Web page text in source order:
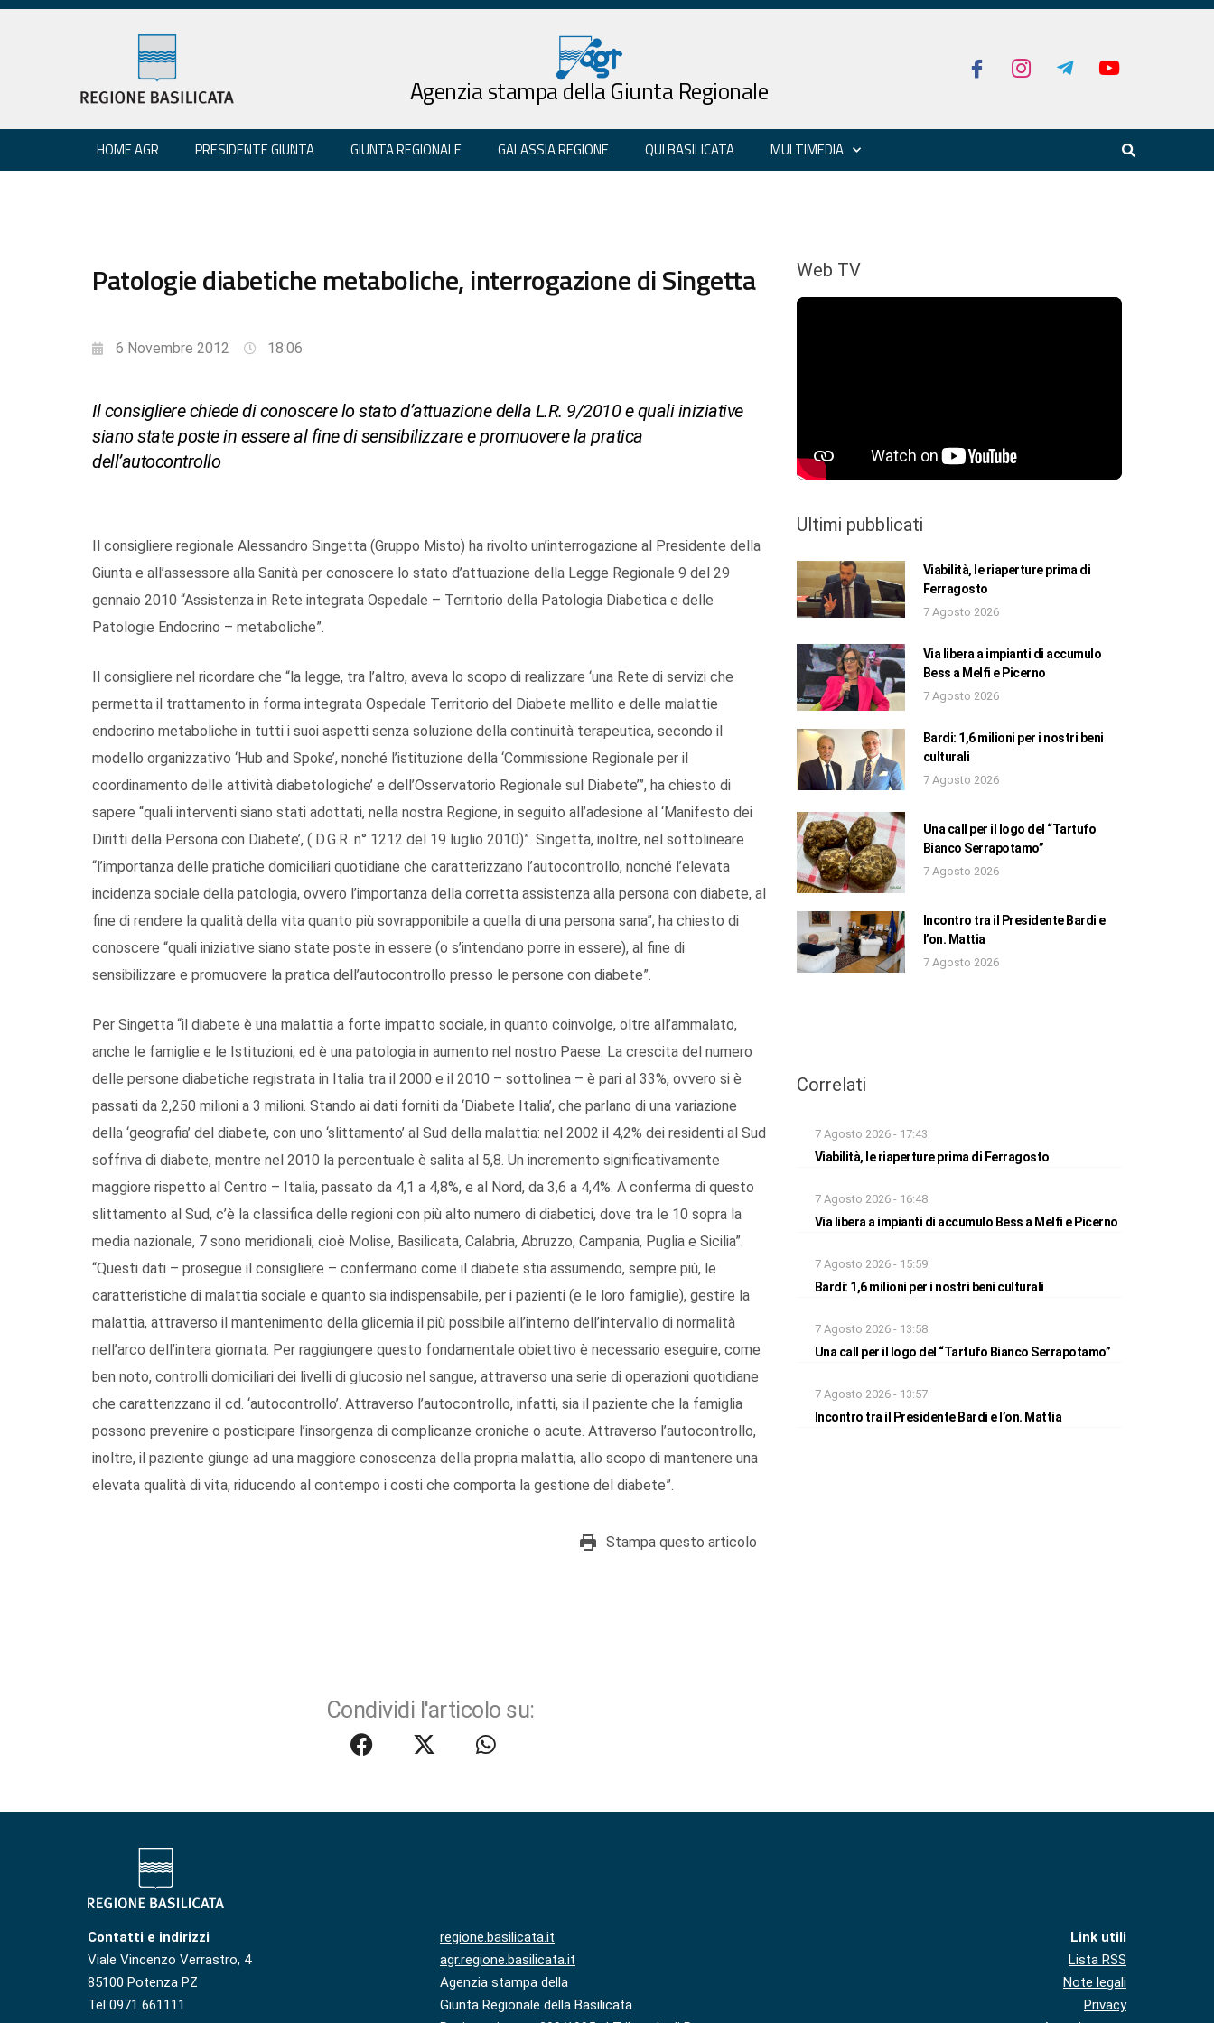
Agenzia stampa della Giunta Regionale
HOME AGR PRESIDENTE GIUNTA GIUNTA REGIONALE GALASSIA REGIONE QUI BASILICATA MULTIMEDIA
Patologie diabetiche metaboliche, interrogazione di Singetta
6 Novembre 2012 18:06
Il consigliere chiede di conoscere lo stato d’attuazione della L.R. 9/2010 e quali iniziative
siano state poste in essere al fine di sensibilizzare e promuovere la pratica
dell’autocontrollo
Il consigliere regionale Alessandro Singetta (Gruppo Misto) ha rivolto un’interrogazione al Presidente della
Giunta e all’assessore alla Sanità per conoscere lo stato d’attuazione della Legge Regionale 9 del 29
gennaio 2010 “Assistenza in Rete integrata Ospedale – Territorio della Patologia Diabetica e delle
Patologie Endocrino – metaboliche”.
Il consigliere nel ricordare che “la legge, tra l’altro, aveva lo scopo di realizzare ‘una Rete di servizi che
permetta il trattamento in forma integrata Ospedale Territorio del Diabete mellito e delle malattie
endocrino metaboliche in tutti i suoi aspetti senza soluzione della continuità terapeutica, secondo il
modello organizzativo ‘Hub and Spoke’, nonché l’istituzione della ‘Commissione Regionale per il
coordinamento delle attività diabetologiche’ e dell’Osservatorio Regionale sul Diabete’”, ha chiesto di
sapere “quali interventi siano stati adottati, nella nostra Regione, in seguito all’adesione al ‘Manifesto dei
Diritti della Persona con Diabete’, ( D.G.R. n° 1212 del 19 luglio 2010)”. Singetta, inoltre, nel sottolineare
“l’importanza delle pratiche domiciliari quotidiane che caratterizzano l’autocontrollo, nonché l’elevata
incidenza sociale della patologia, ovvero l’importanza della corretta assistenza alla persona con diabete, al
fine di rendere la qualità della vita quanto più sovrapponibile a quella di una persona sana”, ha chiesto di
conoscere “quali iniziative siano state poste in essere (o s’intendano porre in essere), al fine di
sensibilizzare e promuovere la pratica dell’autocontrollo presso le persone con diabete”.
Per Singetta “il diabete è una malattia a forte impatto sociale, in quanto coinvolge, oltre all’ammalato,
anche le famiglie e le Istituzioni, ed è una patologia in aumento nel nostro Paese. La crescita del numero
delle persone diabetiche registrata in Italia tra il 2000 e il 2010 – sottolinea – è pari al 33%, ovvero si è
passati da 2,250 milioni a 3 milioni. Stando ai dati forniti da ‘Diabete Italia’, che parlano di una variazione
della ‘geografia’ del diabete, con uno ‘slittamento’ al Sud della malattia: nel 2002 il 4,2% dei residenti al Sud
soffriva di diabete, mentre nel 2010 la percentuale è salita al 5,8. Un incremento significativamente
maggiore rispetto al Centro – Italia, passato da 4,1 a 4,8%, e al Nord, da 3,6 a 4,4%. A conferma di questo
slittamento al Sud, c’è la classifica delle regioni con più alto numero di diabetici, dove tra le 10 sopra la
media nazionale, 7 sono meridionali, cioè Molise, Basilicata, Calabria, Abruzzo, Campania, Puglia e Sicilia”.
“Questi dati – prosegue il consigliere – confermano come il diabete stia assumendo, sempre più, le
caratteristiche di malattia sociale e quanto sia indispensabile, per i pazienti (e le loro famiglie), gestire la
malattia, attraverso il mantenimento della glicemia il più possibile all’interno dell’intervallo di normalità
nell’arco dell’intera giornata. Per raggiungere questo fondamentale obiettivo è necessario eseguire, come
ben noto, controlli domiciliari dei livelli di glucosio nel sangue, attraverso una serie di operazioni quotidiane
che caratterizzano il cd. ‘autocontrollo’. Attraverso l’autocontrollo, infatti, sia il paziente che la famiglia
possono prevenire o posticipare l’insorgenza di complicanze croniche o acute. Attraverso l’autocontrollo,
inoltre, il paziente giunge ad una maggiore conoscenza della propria malattia, allo scopo di mantenere una
elevata qualità di vita, riducendo al contempo i costi che comporta la gestione del diabete”.
Stampa questo articolo
Condividi l'articolo su:
Web TV
Ultimi pubblicati
Viabilità, le riaperture prima di
Ferragosto
7 Agosto 2026
Via libera a impianti di accumulo
Bess a Melfi e Picerno
7 Agosto 2026
Bardi: 1,6 milioni per i nostri beni
culturali
7 Agosto 2026
Una call per il logo del “Tartufo
Bianco Serrapotamo”
7 Agosto 2026
Incontro tra il Presidente Bardi e
l’on. Mattia
7 Agosto 2026
Correlati
7 Agosto 2026 - 17:43
Viabilità, le riaperture prima di Ferragosto
7 Agosto 2026 - 16:48
Via libera a impianti di accumulo Bess a Melfi e Picerno
7 Agosto 2026 - 15:59
Bardi: 1,6 milioni per i nostri beni culturali
7 Agosto 2026 - 13:58
Una call per il logo del “Tartufo Bianco Serrapotamo”
7 Agosto 2026 - 13:57
Incontro tra il Presidente Bardi e l’on. Mattia
Contatti e indirizzi
Viale Vincenzo Verrastro, 4
85100 Potenza PZ
Tel 0971 661111
regione.basilicata.it
agr.regione.basilicata.it
Agenzia stampa della
Giunta Regionale della Basilicata
Link utili
Lista RSS
Note legali
Privacy